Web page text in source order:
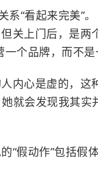
“看起来完美”
关上门后，是两
个品牌，而不是
内心是虚的，这
会发现我其实
“假动作”包括假